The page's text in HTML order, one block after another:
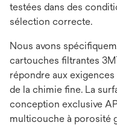
testées dans des
sélection correcte.
Nous avons
cartouches filtrantes
répondre aux
de la chimie fine. La
conception exclusive
multicouche à porosité